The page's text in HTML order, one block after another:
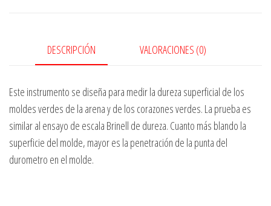
DESCRIPCIÓN VALORACIONES (0)
Este instrumento se diseña para medir la dureza superficial de los
moldes verdes de la arena y de los corazones verdes. La prueba es
similar al ensayo de escala Brinell de dureza. Cuanto más blando la
superficie del molde, mayor es la penetración de la punta del
durometro en el molde.